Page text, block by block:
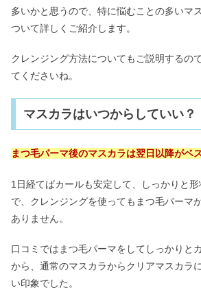
多いかと思うので、特に悩むことの多いマ
ついて詳しくご紹介します。
クレンジング方法についてもご説明するの
てくださいね。
マスカラはいつからしていい？
まつ毛パーマ後のマスカラは翌日以降がベ
1日経てばカールも安定して、しっかりと
で、クレンジングを使ってもまつ毛パーマ
ありません。
口コミではまつ毛パーマをしてしっかりと
から、通常のマスカラからクリアマスカラ
い印象でした。